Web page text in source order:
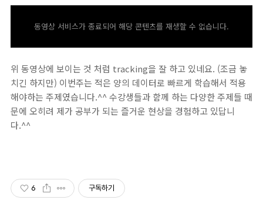
동영상 서비스가 종료되어 해당 콘텐츠를 재생할 수 없습니다.
위 동영상에 보이는 것 처럼 tracking을 잘 하고 있네요. (조금 놓
치긴 하지만) 이번주는 적은 양의 데이터로 빠르게 학습해서 적용
해야하는 주제였습니다.^^ 수강생들과 함께 하는 다양한 주제들 때
문에 오히려 제가 공부가 되는 즐거운 현상을 경험하고 있답니
다.^^
6 구독하기